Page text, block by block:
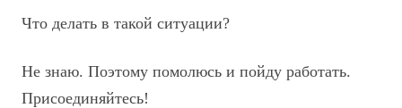
Что делать в такой ситуации?
Не знаю. Поэтому помолюсь и пойду работать.
Присоединяйтесь!